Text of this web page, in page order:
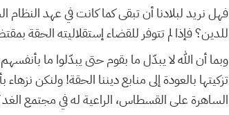
فهل نريد لبلادنا أن تبقى كما كانت في عهد
للدين؟ فإذا لم تتوفر للقضاء إستقلاليته الحقة
وبما أن الله لا يبدّل ما بقوم حتى يبدّلوا ما
تزكيتها بالعودة إلى منابع ديننا الحقة! ولنكن
الساهرة على القسطاس، الراعية له في مجتمع الغد